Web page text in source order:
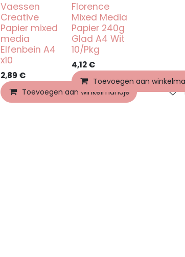
Vaessen
Creative
Papier mixed
media
Elfenbein A4
x10
2,89 €
Toevoegen aan winkelmandje
Florence
Mixed Media
Papier 240g
Glad A4 Wit
10/Pkg
4,12€
Toevoegen aan